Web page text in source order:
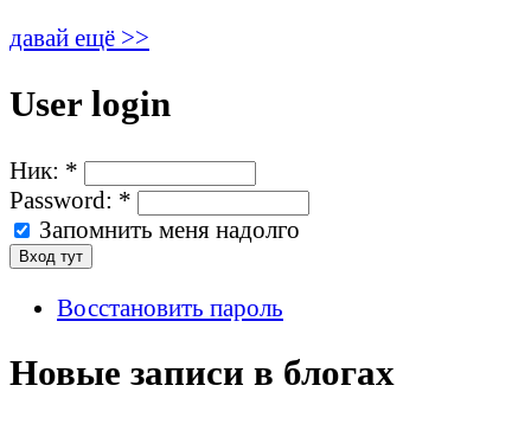
давай ещё >>
User login
Ник: *
Password: *
Запомнить меня надолго
Восстановить пароль
Новые записи в блогах